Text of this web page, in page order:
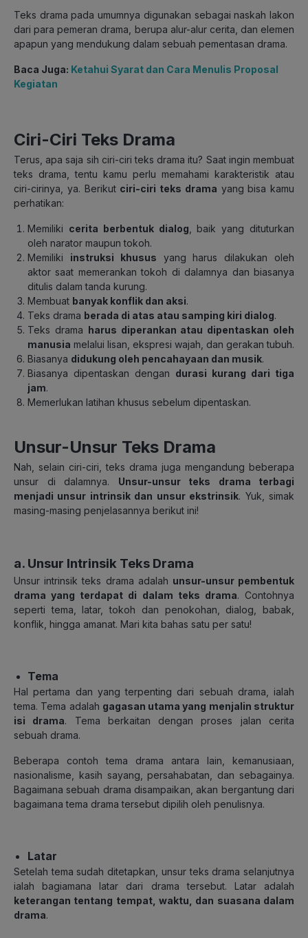
Teks drama pada umumnya digunakan sebagai naskah lakon
dari para pemeran drama, berupa alur-alur cerita, dan elemen
apapun yang mendukung dalam sebuah pementasan drama.
Baca Juga: Ketahui Syarat dan Cara Menulis Proposal
Kegiatan
Ciri-Ciri Teks Drama
Terus, apa saja sih ciri-ciri teks drama itu? Saat ingin membuat
teks drama, tentu kamu perlu memahami karakteristik atau
ciri-cirinya, ya. Berikut ciri-ciri teks drama yang bisa kamu
perhatikan:
Memiliki cerita berbentuk dialog , baik yang dituturkan
oleh narator maupun tokoh.
Memiliki instruksi khusus yang harus dilakukan oleh
aktor saat memerankan tokoh di dalamnya dan biasanya
ditulis dalam tanda kurung.
Membuat banyak konflik dan aksi.
Teks drama berada di atas atau samping kiri dialog.
Teks drama harus diperankan atau dipentaskan oleh
manusia melalui lisan, ekspresi wajah, dan gerakan tubuh.
Biasanya didukung oleh pencahayaan dan musik.
Biasanya dipentaskan dengan durasi kurang dari tiga
jam.
Memerlukan latihan khusus sebelum dipentaskan.
Unsur-Unsur Teks Drama
Nah, selain ciri-ciri, teks drama juga mengandung beberapa
unsur di dalamnya. Unsur-unsur teks drama terbagi
menjadi unsur intrinsik dan unsur ekstrinsik. Yuk, simak
masing-masing penjelasannya berikut ini!
a. Unsur Intrinsik Teks Drama
Unsur intrinsik teks drama adalah unsur-unsur pembentuk
drama yang terdapat di dalam teks drama. Contohnya
seperti tema, latar, tokoh dan penokohan, dialog, babak,
konflik, hingga amanat. Mari kita bahas satu per satu!
Tema
Hal pertama dan yang terpenting dari sebuah drama, ialah
tema. Tema adalah gagasan utama yang menjalin struktur
isi drama. Tema berkaitan dengan proses jalan cerita
sebuah drama.
Beberapa contoh tema drama antara lain, kemanusiaan,
nasionalisme, kasih sayang, persahabatan, dan sebagainya.
Bagaimana sebuah drama disampaikan, akan bergantung dari
bagaimana tema drama tersebut dipilih oleh penulisnya.
Latar
Setelah tema sudah ditetapkan, unsur teks drama selanjutnya
ialah bagiamana latar dari drama tersebut. Latar adalah
keterangan tentang tempat, waktu, dan suasana dalam
drama.